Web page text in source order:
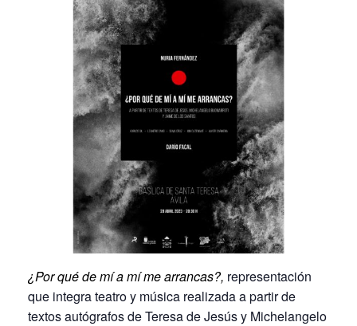
¿Por qué de mí a mí me arrancas?, representación
que integra teatro y música realizada a partir de
textos autógrafos de Teresa de Jesús y Michelangelo